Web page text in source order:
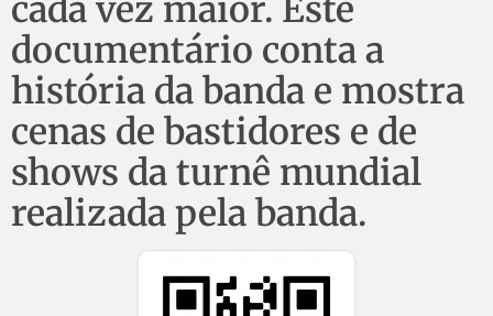
cada vez maior. Este
documentário conta a
história da banda e mostra
cenas de bastidores e de
shows da turnê mundial
realizada pela banda.